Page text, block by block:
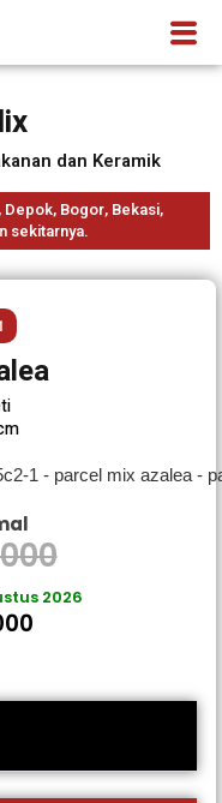
dan Keramik
Bogor, Bekasi,
sekitarnya.
2026